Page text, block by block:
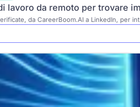
lavoro da remoto per trovare
da CareerBoom.AI a LinkedIn, per